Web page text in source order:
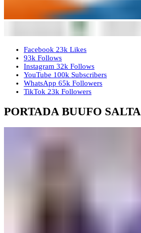
Facebook 23k Likes
93k Follows
Instagram 32k Follows
YouTube 100k Subscribers
WhatsApp 65k Followers
TikTok 23k Followers
PORTADA BUUFO SALTA